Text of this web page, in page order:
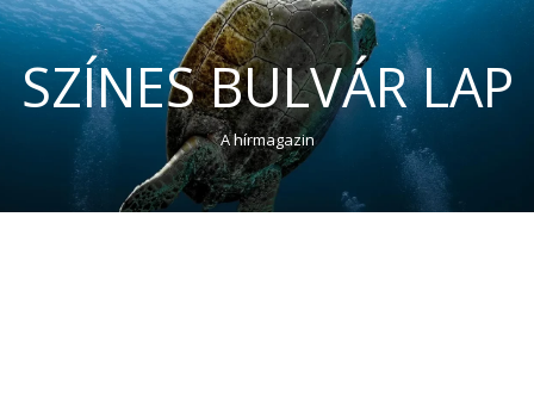
SZÍNES BULVÁR LAP
A hírmagazin